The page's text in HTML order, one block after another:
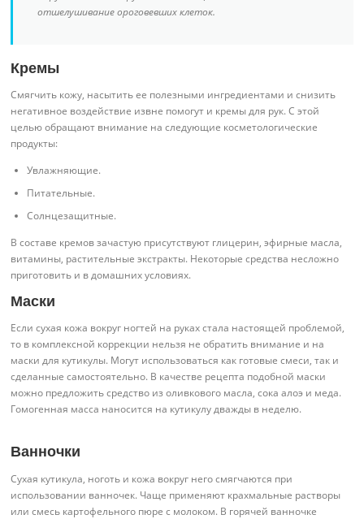
отшелушивание ороговевших клеток.
Кремы
Смягчить кожу, насытить ее полезными ингредиентами и снизить
негативное воздействие извне помогут и кремы для рук. С этой
целью обращают внимание на следующие косметологические
продукты:
Увлажняющие.
Питательные.
Солнцезащитные.
В составе кремов зачастую присутствуют глицерин, эфирные масла,
витамины, растительные экстракты. Некоторые средства несложно
приготовить и в домашних условиях.
Маски
Если сухая кожа вокруг ногтей на руках стала настоящей проблемой,
то в комплексной коррекции нельзя не обратить внимание и на
маски для кутикулы. Могут использоваться как готовые смеси, так и
сделанные самостоятельно. В качестве рецепта подобной маски
можно предложить средство из оливкового масла, сока алоэ и меда.
Гомогенная масса наносится на кутикулу дважды в неделю.
Ванночки
Сухая кутикула, ноготь и кожа вокруг него смягчаются при
использовании ванночек. Чаще применяют крахмальные растворы
или смесь картофельного пюре с молоком. В горячей ванночке